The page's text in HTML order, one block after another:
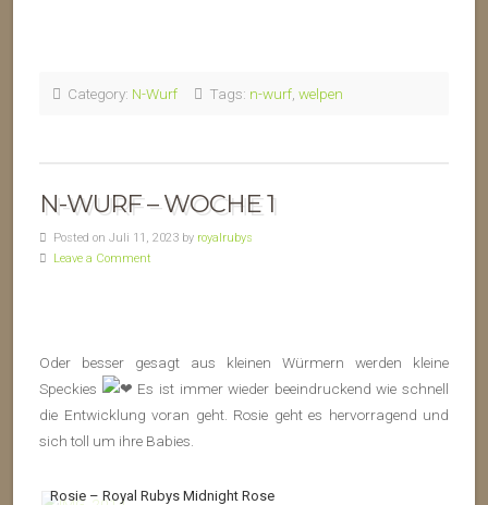
Category: N-Wurf Tags: n-wurf welpen
N-WURF – WOCHE 1
Posted on Juli 11, 2023 by royalrubys
Leave a Comment
Oder besser gesagt aus kleinen Würmern werden kleine
Speckies
Es ist immer wieder beeindruckend wie schnell
die Entwicklung voran geht. Rosie geht es hervorragend und
sich toll um ihre Babies.
Rosie – Royal Rubys Midnight Rose